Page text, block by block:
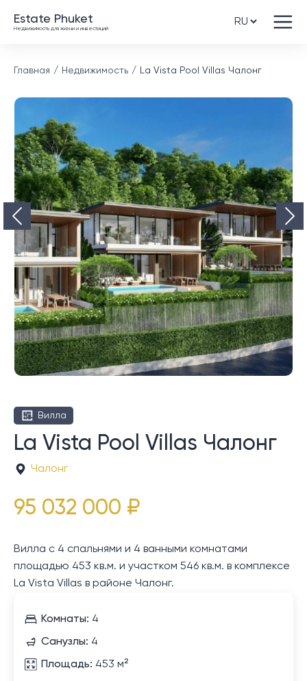
Estate Phuket
Недвижимость для жизни и инвестиций
Главная Недвижимость La Vista Pool Villas Чалонг
Вилла
La Vista Pool Villas Чалонг
Чалонг
95 032 000 ₽
Вилла с 4 спальнями и 4 ванными комнатами
площадью 453 кв.м. и участком 546 кв.м. в комплексе
La Vista Villas в районе Чалонг.
Комнаты: 4
Санузлы: 4
Площадь: 453 м²